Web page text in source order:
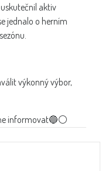
uskutečnil aktiv
jednalo o herním
výkonný výbor,
informovat🔵⚪